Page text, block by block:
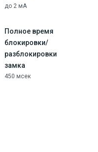
до 2 мА
Полное время
блокировки/
разблокировки
замка
450 мсек